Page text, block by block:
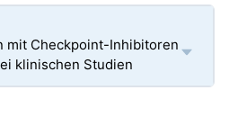
mit Checkpoint-Inhibitoren
klinischen Studien